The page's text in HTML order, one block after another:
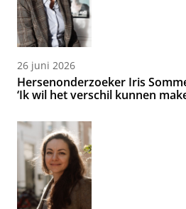
26 juni 2026
Hersenonderzoeker Iris
‘Ik wil het verschil kunnen